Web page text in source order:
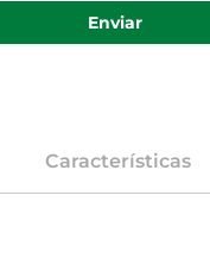
Enviar
Características